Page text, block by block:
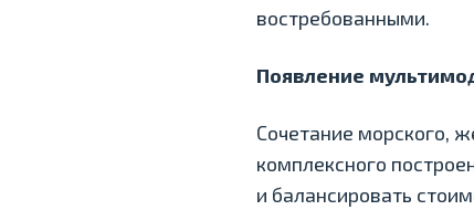
востребованными.
Появление
Сочетание морского,
комплексного
и балансировать